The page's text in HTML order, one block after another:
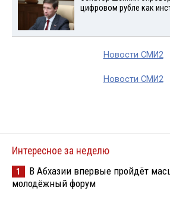
цифровом рубле как
Новости СМИ2
Новости СМИ2
Интересное за неделю
1
В Абхазии впервые пройдёт
молодёжный форум